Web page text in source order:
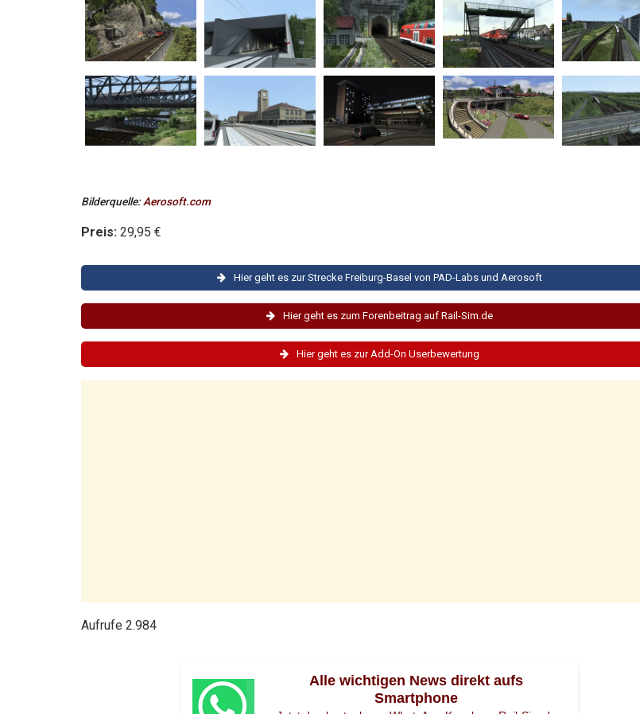
Bilderquelle:Aerosoft.com
Preis: 29,95 €
Hier geht es zur Strecke Freiburg-Basel von PAD-Labs und Aerosoft
Hier geht es zum Forenbeitrag auf Rail-Sim.de
Hier geht es zur Add-On Userbewertung
Aufrufe 2.984
Alle wichtigen News direkt aufs
Smartphone